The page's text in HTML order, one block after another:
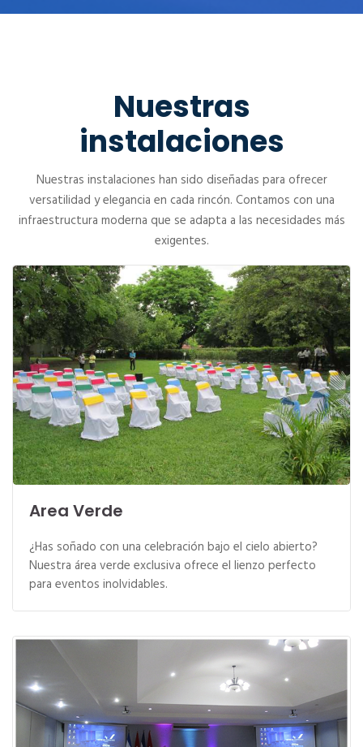
Nuestras
instalaciones
Nuestras instalaciones han sido diseñadas para ofrecer
versatilidad y elegancia en cada rincón. Contamos con una
infraestructura moderna que se adapta a las necesidades más
exigentes.
Area Verde
¿Has soñado con una celebración bajo el cielo abierto?
Nuestra área verde exclusiva ofrece el lienzo perfecto
para eventos inolvidables.